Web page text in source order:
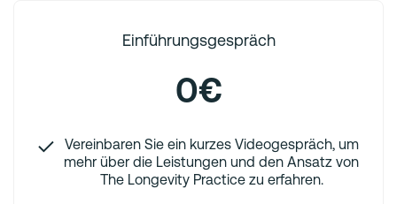
Einführungsgespräch
0€
Vereinbaren Sie ein kurzes Videogespräch, um
mehr über die Leistungen und den Ansatz von
The Longevity Practice zu erfahren.